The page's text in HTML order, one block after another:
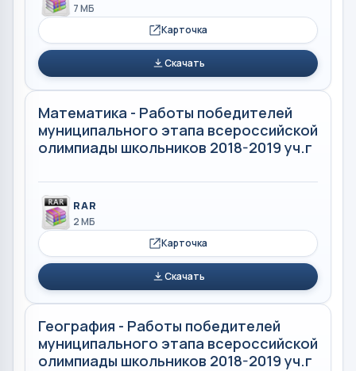
7 МБ
Карточка
Скачать
Математика - Работы победителей
муниципального этапа всероссийской
олимпиады школьников 2018-2019 уч.г
RAR
2 МБ
Карточка
Скачать
География - Работы победителей
муниципального этапа всероссийской
олимпиады школьников 2018-2019 уч.г